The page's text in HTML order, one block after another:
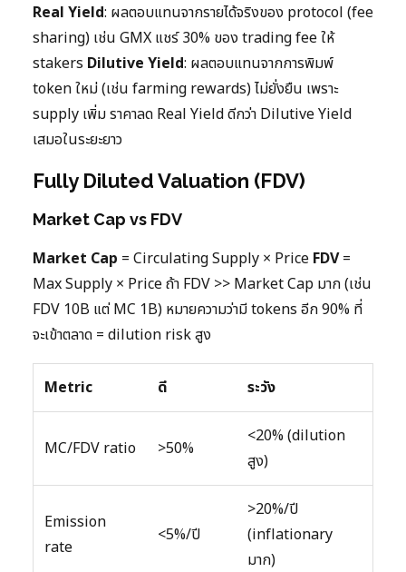
Real Yield: ผลตอบแทนจากรายได้จริงของ protocol (fee
sharing) เช่น GMX แชร์ 30% ของ trading fee ให้
stakers Dilutive Yield: ผลตอบแทนจากการพิมพ์
token ใหม่ (เช่น farming rewards) ไม่ยั่งยืน เพราะ
supply เพิ่ม ราคาลด Real Yield ดีกว่า Dilutive Yield
เสมอในระยะยาว
Fully Diluted Valuation (FDV)
Market Cap vs FDV
Market Cap = Circulating Supply × Price FDV=
Max Supply × Price ถ้า FDV >> Market Cap มาก (เช่น
FDV 10B แต่ MC 1B) หมายความว่ามี tokens อีก 90% ที่
จะเข้าตลาด = dilution risk สูง
Metric ดี ระวัง
MC/FDV ratio >50%
<20% (dilution
สูง)
Emission
rate
<5%/ปี
>20%/ปี
(inflationary
มาก)